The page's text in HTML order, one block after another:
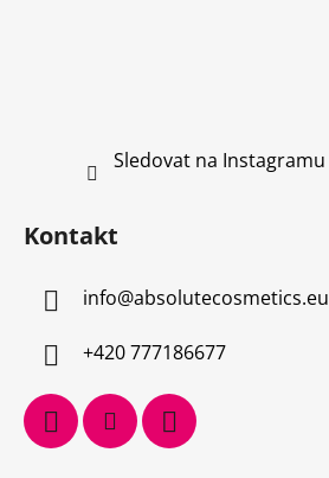
Sledovat na Instagramu
Kontakt
info@absolutecosmetics.eu
+420 777186677